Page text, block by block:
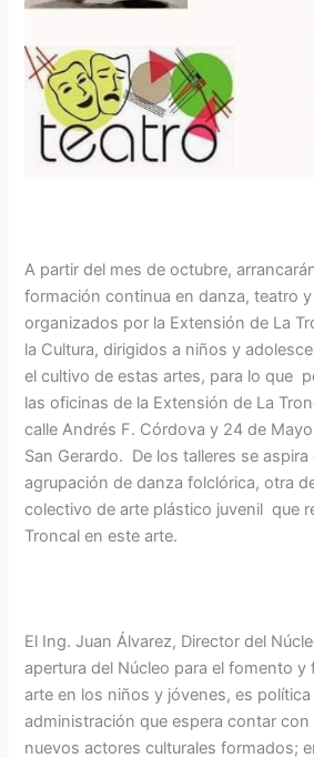
A partir del mes de octubre,
formación continua en danza, teatro
organizados por la Extensión de La
la Cultura, dirigidos a niños y
el cultivo de estas artes, para lo que
las oficinas de la Extensión de La
calle Andrés F. Córdova y 24 de
San Gerardo. De los talleres se
agrupación de danza folclórica, otra
colectivo de arte plástico juvenil que
Troncal en este arte.
El Ing. Juan Álvarez, Director del
apertura del Núcleo para el fomento
arte en los niños y jóvenes, es
administración que espera contar con
nuevos actores culturales formados;